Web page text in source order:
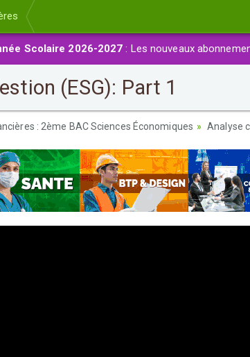
Scolaire 2026-2027 : Les nouveaux
(ESG): Part 1
: 2ème BAC Sciences Économiques Analyse